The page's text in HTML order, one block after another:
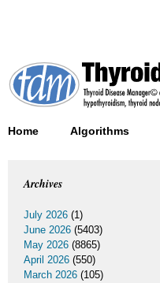
Home Algorithms
Archives
July 2026 (1)
June 2026 (5403)
May 2026 (8865)
April 2026 (550)
March 2026 (105)